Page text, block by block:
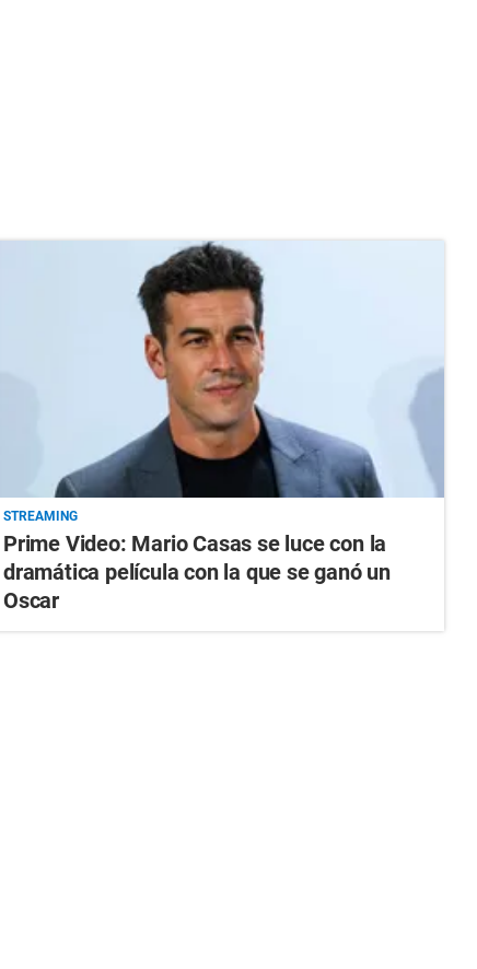
STREAMING
Prime Video: Mario Casas se luce con la
dramática película con la que se ganó un
Oscar